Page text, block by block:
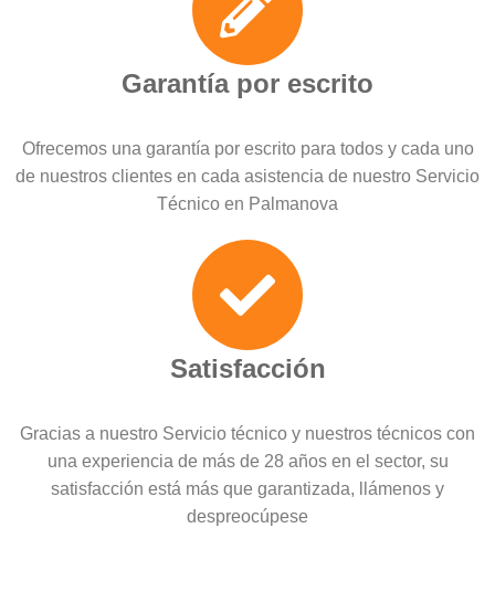
Garantía por escrito
Ofrecemos una garantía por escrito para todos y cada uno
de nuestros clientes en cada asistencia de nuestro Servicio
Técnico en Palmanova
Satisfacción
Gracias a nuestro Servicio técnico y nuestros técnicos con
una experiencia de más de 28 años en el sector, su
satisfacción está más que garantizada, llámenos y
despreocúpese